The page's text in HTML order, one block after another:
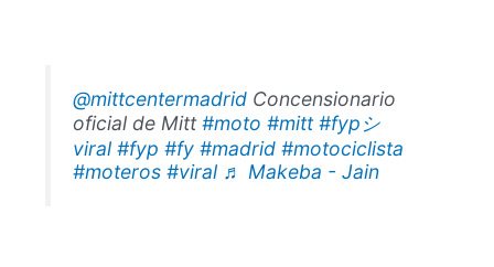
@mittcentermadrid Concensionario
oficial de Mitt#moto #mitt #fypシ゚
viral #fyp #fy #madrid #motociclista
#moteros #viral ♬ Makeba - Jain